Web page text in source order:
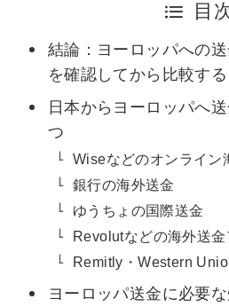
目
結論：ヨーロッパへの
を確認してから比較する
日本からヨーロッパへ
つ
Wiseなどのオンライン
銀行の海外送金
ゆうちょの国際送金
Revolutなどの海外送金
Remitly・Western
ヨーロッパ送金に必要